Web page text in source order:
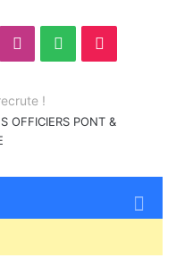
Instagram
Spotify
!